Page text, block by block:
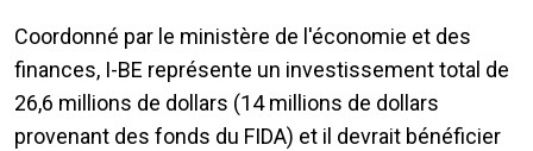
Coordonné par le ministère de l'économie et des
finances, I-BE représente un investissement total de
26,6 millions de dollars (14 millions de dollars
provenant des fonds du FIDA) et il devrait bénéficier